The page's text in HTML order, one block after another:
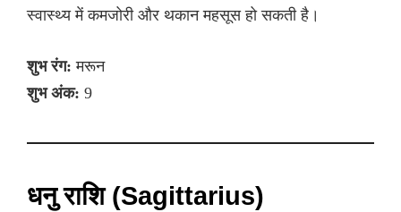
स्वास्थ्य में कमजोरी और थकान महसूस हो सकती है।
शुभ रंग: मरून
शुभ अंक: 9
धनु राशि (Sagittarius)